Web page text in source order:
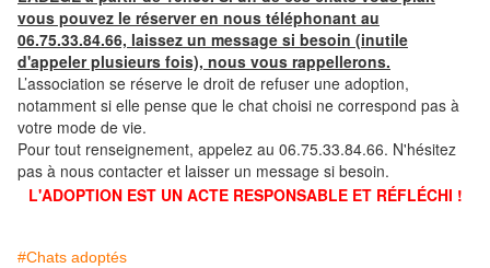
vous pouvez le réserver en nous téléphonant au
06.75.33.84.66, laissez un message si besoin (inutile
d'appeler plusieurs fois), nous vous rappellerons.
L’association se réserve le droit de refuser une adoption,
notamment si elle pense que le chat choisi ne correspond pas à
votre mode de vie.
Pour tout renseignement, appelez au 06.75.33.84.66. N'hésitez
pas à nous contacter et laisser un message si besoin.
L'ADOPTION EST UN ACTE RESPONSABLE ET RÉFLÉCHI !
#Chats adoptés